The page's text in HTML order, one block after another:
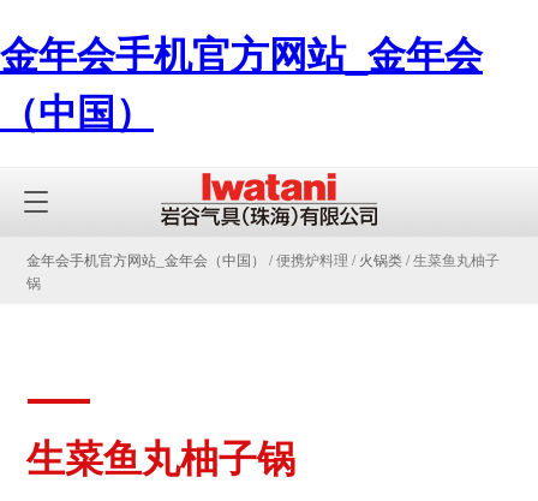
金年会手机官方网站_金年会
（中国）
金年会手机官方网站_金年会（中国） / 便携炉料理 /火锅类/ 生菜鱼丸柚子
锅
生菜鱼丸柚子锅